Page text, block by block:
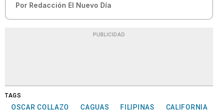
Por Redacción El Nuevo Día
PUBLICIDAD
TAGS
OSCAR COLLAZO CAGUAS FILIPINAS CALIFORNIA